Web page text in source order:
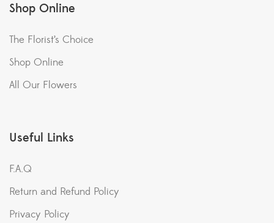
Shop Online
The Florist’s Choice
Shop Online
All Our Flowers
Useful Links
F.A.Q
Return and Refund Policy
Privacy Policy